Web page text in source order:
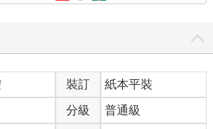
裝訂
紙本平裝
分級 普通級